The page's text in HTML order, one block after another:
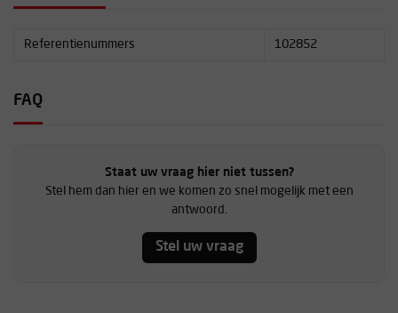
Referentienummers 102852
FAQ
Staat uw vraag hier niet tussen?
Stel hem dan hier en we komen zo snel mogelijk met een
antwoord.
Stel uw vraag